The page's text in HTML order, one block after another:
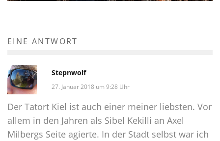
EINE ANTWORT
Stepnwolf
27. Januar 2018 um 9:28 Uhr
Der Tatort Kiel ist auch einer meiner liebsten. Vor
allem in den Jahren als Sibel Kekilli an Axel
Milbergs Seite agierte. In der Stadt selbst war ich